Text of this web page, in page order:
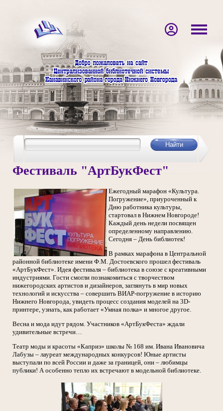
Фестиваль "АртБукФест"
Ежегодный марафон «Культура.
Погружение», приуроченный к
Дню работника культуры,
стартовал в Нижнем Новгороде!
Каждый день недели посвящен
определенному направлению.
Сегодня – День библиотек!
В рамках марафона в Центральной
районной библиотеке имени Ф.М. Достоевского прошел фестиваль
«АртБукФест». Идея фестиваля – библиотека в союзе с креативными
индустриями. Гости смогли познакомиться с творчеством
нижегородских артистов и дизайнеров, заглянуть в мир новых
технологий и искусства – совершить ВИАР-погружение в историю
Нижнего Новгорода, увидеть процесс создания моделей на 3D-
принтере, узнать, как работает «Умная полка» и многое другое.
Весна и мода идут рядом. Участников «АртБукФеста» ждали
удивительные встречи…
Театр моды и красоты «Каприз» школы № 168 им. Ивана Ивановича
Лабузы – лауреат международных конкурсов! Юные артисты
выступали по всей России и даже за границей, они – любимцы
публики! А особенно тепло их встречают в модельной библиотеке.